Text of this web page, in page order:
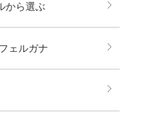
から選ぶ
ェルガナ